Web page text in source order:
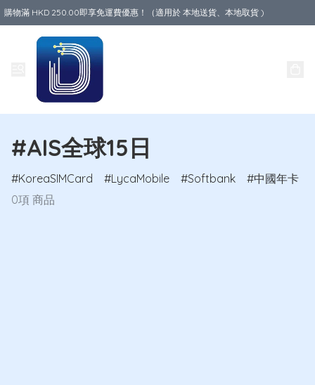
購物滿 HKD 250.00即享免運費優惠！（適用於 本地送貨、本地取貨 )
#AIS全球15日
KoreaSIMCard LycaMobile Softbank
中國年卡
0項 商品